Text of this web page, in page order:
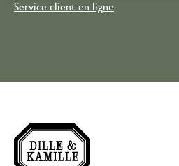
Service client en ligne